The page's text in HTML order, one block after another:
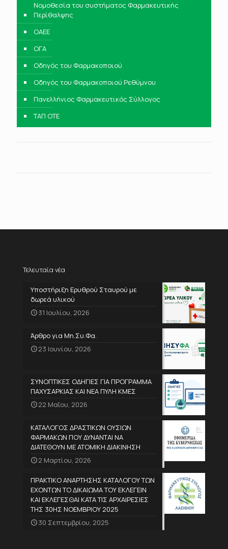
Νομοθεσία του συστήματος Φαρμακευτικής
Περίθαλψης
ΟΑΕΕ
ΟΓΑ
Οδηγός του Φαρμακοποιού
Οδηγός του Φαρμακοποιού Ρεθύμνου
Πανελλήνιος Φαρμακευτικός Σύλλογος
ΤΑΠ ΟΤΕ
Τελευταία νέα
Υποστήριξη Ερυθρού Σταυρού με
δωρεά υλικού
31 Ιουλίου, 2026
Άρθρο για Μη.Συ.Φα.
23 Ιουνίου, 2026
ΣΥΝΟΠΤΙΚΕΣ ΟΔΗΓΙΕΣ ΓΙΑ ΠΡΟΓΡΑΜΜΑ
ΠΑΧΥΣΑΡΚΙΑΣ ΚΑΙ ΝΕΑ ΠΥΛΗ ΚΜΕΣ
22 Μαΐου, 2026
ΚΑΤΑΛΟΓΟΣ ΔΡΑΣΤΙΚΩΝ ΟΥΣΙΩΝ
ΦΑΡΜΑΚΩΝ ΠΟΥ ΔΥΝΑΝΤΑΙ ΝΑ
ΔΙΑΤΕΘΟΥΝ ΜΕ ΑΤΟΜΙΚΗ ΔΙΑΚΙΝΗΣΗ
2 Μαρτίου, 2026
ΠΡΑΚΤΙΚΟ ΑΝΑΡΤΗΣΗΣ ΚΑΤΑΛΟΓΟΥ ΤΩΝ
ΕΧΟΝΤΩΝ ΤΟ ΔΙΚΑΙΩΜΑ ΤΟΥ ΕΚΛΕΓΕΙΝ
ΚΑΙ ΕΚΛΕΓΕΣΘΑΙ ΚΑΤΑ ΤΙΣ ΑΡΧΑΙΡΕΣΙΕΣ
ΤΗΣ 30ΗΣ ΝΟΕΜΒΡΙΟΥ 2025
30 Σεπτεμβρίου, 2025